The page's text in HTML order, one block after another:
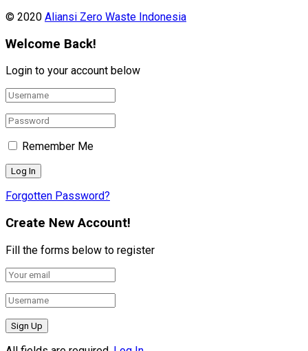
© 2020 Aliansi Zero Waste Indonesia
Welcome Back!
Login to your account below
Remember Me
Forgotten Password?
Create New Account!
Fill the forms below to register